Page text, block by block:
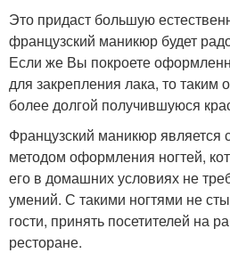
Это придаст большую
французский маникюр будет
Если же Вы покроете
для закрепления лака, то таким
более долгой получившуюся
Французский маникюр
методом оформления ногтей,
его в домашних условиях не
умений. С такими ногтями не
гости, принять посетителей на
ресторане.